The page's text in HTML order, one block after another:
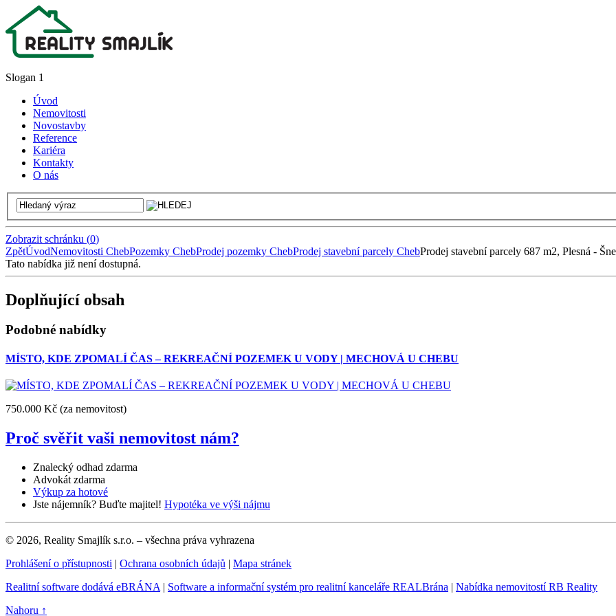
Slogan 1
Úvod
Nemovitosti
Novostavby
Reference
Kariéra
Kontakty
O nás
Zobrazit schránku (0)
ZpětÚvodNemovitosti ChebPozemky ChebProdej pozemky ChebProdej stavební parcely ChebProdej stavební parcely 687 m2, Plesná -
Tato nabídka již není dostupná.
Doplňující obsah
Podobné nabídky
MÍSTO, KDE ZPOMALÍ ČAS – REKREAČNÍ POZEMEK U VODY | MECHOVÁ U CHEBU
750.000 Kč (za nemovitost)
Proč svěřit vaši nemovitost nám?
Znalecký odhad zdarma
Advokát zdarma
Výkup za hotové
Jste nájemník? Buďte majitel! Hypotéka ve výši nájmu
© 2026, Reality Smajlík s.r.o. – všechna práva vyhrazena
Prohlášení o přístupnosti | Ochrana osobních údajů | Mapa stránek
Realitní software dodává eBRÁNA | Software a informační systém pro realitní kanceláře REALBrána | Nabídka nemovitostí RB Reality
Nahoru ↑